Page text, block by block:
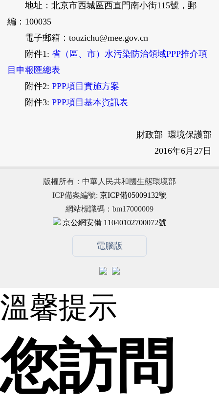
地址：北京市西城區西直門南小街115號，郵
編：100035
電子郵箱：touzichu@mee.gov.cn
附件1: 省（區、市）水污染防治領域PPP推介項
目申報匯總表
附件2: PPP項目實施方案
附件3: PPP項目基本資訊表
財政部 環境保護部
2016年6月27日
版權所有：中華人民共和國生態環境部
ICP備案編號: 京ICP備05009132號
網站標識碼：bm17000009
京公網安備 11040102700072號
電腦版
溫馨提示
您訪問